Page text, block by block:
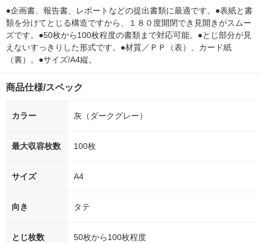
●企画書、報告書、レポートなどの提出書類に最適です。●表紙と書
類を分けてとじる構造ですから、１８０度開閉でき見開きがスムー
ズです。●50枚から100枚程度の書類まで対応可能。●とじ部分が見
えないすっきりした形式です。●材質／ＰＰ（表）、カード紙
（裏）。●サイズ/A4縦。
商品仕様/スペック
カラー 灰（ダークグレー）
最大収容枚数 100枚
サイズ A4
向き タテ
とじ枚数 50枚から100枚程度